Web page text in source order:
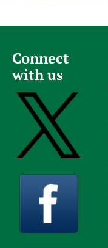
Connect
with us